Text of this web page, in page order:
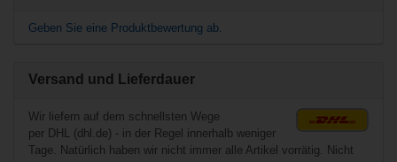
Warrior Bonafide
Hose '10 Model
Geben Sie eine Produktbewertung ab.
Versand und Lieferdauer
Wir liefern auf dem schnellsten Wege
per DHL (dhl.de) - in der Regel innerhalb weniger
Tage. Natürlich haben wir nicht immer alle Artikel vorrätig. Nicht